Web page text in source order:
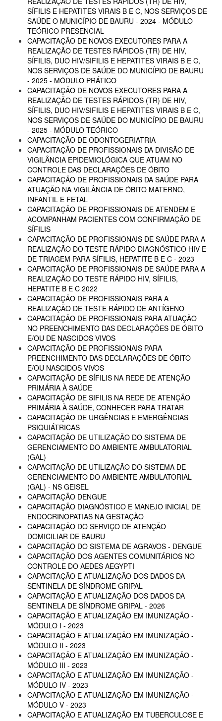
SÍFILIS E HEPATITES VIRAIS B E C, NOS SERVIÇOS DE
SAÚDE O MUNICÍPIO DE BAURU - 2024 - MÓDULO
TEÓRICO PRESENCIAL
CAPACITAÇÃO DE NOVOS EXECUTORES PARA A
REALIZAÇÃO DE TESTES RÁPIDOS (TR) DE HIV,
SÍFILIS, DUO HIV/SIFILIS E HEPATITES VIRAIS B E C,
NOS SERVIÇOS DE SAÚDE DO MUNICÍPIO DE BAURU
- 2025 - MÓDULO PRÁTICO
CAPACITAÇÃO DE NOVOS EXECUTORES PARA A
REALIZAÇÃO DE TESTES RÁPIDOS (TR) DE HIV,
SÍFILIS, DUO HIV/SIFILIS E HEPATITES VIRAIS B E C,
NOS SERVIÇOS DE SAÚDE DO MUNICÍPIO DE BAURU
- 2025 - MÓDULO TEÓRICO
CAPACITAÇÃO DE ODONTOGERIATRIA
CAPACITAÇÃO DE PROFISSIONAIS DA DIVISÃO DE
VIGILÂNCIA EPIDEMIOLÓGICA QUE ATUAM NO
CONTROLE DAS DECLARAÇÕES DE ÓBITO
CAPACITAÇÃO DE PROFISSIONAIS DA SAÚDE PARA
ATUAÇÃO NA VIGILÂNCIA DE ÓBITO MATERNO,
INFANTIL E FETAL
CAPACITAÇÃO DE PROFISSIONAIS DE ATENDEM E
ACOMPANHAM PACIENTES COM CONFIRMAÇÃO DE
SÍFILIS
CAPACITAÇÃO DE PROFISSIONAIS DE SAÚDE PARA A
REALIZAÇÃO DO TESTE RÁPIDO DIAGNÓSTICO HIV E
DE TRIAGEM PARA SÍFILIS, HEPATITE B E C - 2023
CAPACITAÇÃO DE PROFISSIONAIS DE SAÚDE PARA A
REALIZAÇÃO DO TESTE RÁPIDO HIV, SÍFILIS,
HEPATITE B E C 2022
CAPACITAÇÃO DE PROFISSIONAIS PARA A
REALIZAÇÃO DE TESTE RÁPIDO DE ANTÍGENO
CAPACITAÇÃO DE PROFISSIONAIS PARA ATUAÇÃO
NO PREENCHIMENTO DAS DECLARAÇÕES DE ÓBITO
E/OU DE NASCIDOS VIVOS
CAPACITAÇÃO DE PROFISSIONAIS PARA
PREENCHIMENTO DAS DECLARAÇÕES DE ÓBITO
E/OU NASCIDOS VIVOS
CAPACITAÇÃO DE SÍFILIS NA REDE DE ATENÇÃO
PRIMÁRIA À SAÚDE
CAPACITAÇÃO DE SIFILIS NA REDE DE ATENÇÃO
PRIMÁRIA À SAÚDE, CONHECER PARA TRATAR
CAPACITAÇÃO DE URGÊNCIAS E EMERGÊNCIAS
PSIQUIÁTRICAS
CAPACITAÇÃO DE UTILIZAÇÃO DO SISTEMA DE
GERENCIAMENTO DO AMBIENTE AMBULATORIAL
(GAL)
CAPACITAÇÃO DE UTILIZAÇÃO DO SISTEMA DE
GERENCIAMENTO DO AMBIENTE AMBULATORIAL
(GAL) - NS GEISEL
CAPACITAÇÃO DENGUE
CAPACITAÇÃO DIAGNÓSTICO E MANEJO INICIAL DE
ENDOCRINOPATIAS NA GESTAÇÃO
CAPACITAÇÃO DO SERVIÇO DE ATENÇÃO
DOMICILIAR DE BAURU
CAPACITAÇÃO DO SISTEMA DE AGRAVOS - DENGUE
CAPACITAÇÃO DOS AGENTES COMUNITÁRIOS NO
CONTROLE DO AEDES AEGYPTI
CAPACITAÇÃO E ATUALIZAÇÃO DOS DADOS DA
SENTINELA DE SÍNDROME GRIPAL
CAPACITAÇÃO E ATUALIZAÇÃO DOS DADOS DA
SENTINELA DE SÍNDROME GRIPAL - 2026
CAPACITAÇÃO E ATUALIZAÇÃO EM IMUNIZAÇÃO -
MÓDULO I - 2023
CAPACITAÇÃO E ATUALIZAÇÃO EM IMUNIZAÇÃO -
MÓDULO II - 2023
CAPACITAÇÃO E ATUALIZAÇÃO EM IMUNIZAÇÃO -
MÓDULO III - 2023
CAPACITAÇÃO E ATUALIZAÇÃO EM IMUNIZAÇÃO -
MÓDULO IV - 2023
CAPACITAÇÃO E ATUALIZAÇÃO EM IMUNIZAÇÃO -
MÓDULO V - 2023
CAPACITAÇÃO E ATUALIZAÇÃO EM TUBERCULOSE E